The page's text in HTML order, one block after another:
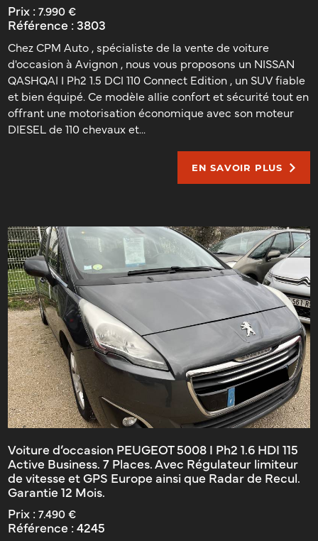
Prix :7.990 €
Référence :3803
Chez CPM Auto , spécialiste de la vente de voiture
d'occasion à Avignon , nous vous proposons un NISSAN
QASHQAI I Ph2 1.5 DCI 110 Connect Edition , un SUV fiable
et bien équipé. Ce modèle allie confort et sécurité tout en
offrant une motorisation économique avec son moteur
DIESEL de 110 chevaux et...
EN SAVOIR PLUS
Voiture d’occasion PEUGEOT 5008 I Ph2 1.6 HDI 115
Active Business. 7 Places. Avec Régulateur limiteur
de vitesse et GPS Europe ainsi que Radar de Recul.
Garantie 12 Mois.
Prix :7.490 €
Référence :4245